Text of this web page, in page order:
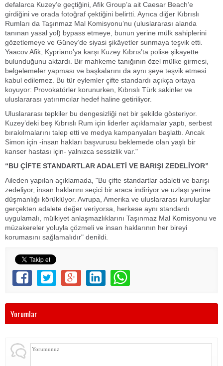
defalarca Kuzey’e geçtiğini, Afik Group’a ait Caesar Beach’e
girdiğini ve orada fotoğraf çektiğini belirtti. Ayrıca diğer Kıbrıslı
Rumları da Taşınmaz Mal Komisyonu’nu (uluslararası alanda
tanınan yasal yol) bypass etmeye, bunun yerine mülk sahiplerini
gözetlemeye ve Güney’de siyasi şikâyetler sunmaya teşvik etti.
Yaacov Afik, Kypriano’ya karşı Kuzey Kıbrıs’ta polise şikayette
bulunduğunu aktardı. Bir mahkeme tanığının özel mülke girmesi,
belgelemeler yapması ve başkalarını da aynı şeye teşvik etmesi
kabul edilemez. Bu tür eylemler çifte standardı açıkça ortaya
koyuyor: Provokatörler korunurken, Kıbrıslı Türk sakinler ve
uluslararası yatırımcılar hedef haline getiriliyor.
Uluslararası tepkiler bu dengesizliği net bir şekilde gösteriyor.
Kuzey’deki beş Kıbrıslı Rum için liderler açıklamalar yaptı, serbest
bırakılmalarını talep etti ve medya kampanyaları başlattı. Ancak
Simon için -insan hakları başvurusu beklemede olan yaşlı bir
kanser hastası için- yalnızca sessizlik var."
“BU ÇİFTE STANDARTLAR ADALETİ VE BARIŞI ZEDELİYOR”
Aileden yapılan açıklamada, "Bu çifte standartlar adaleti ve barışı
zedeliyor, insan haklarını seçici bir araca indiriyor ve uzlaşı yerine
düşmanlığı körüklüyor. Avrupa, Amerika ve uluslararası kuruluşlar
gerçekten adalete değer veriyorsa, herkese aynı standardı
uygulamalı, mülkiyet anlaşmazlıklarını Taşınmaz Mal Komisyonu ve
müzakereler yoluyla çözmeli ve insan haklarının her bireyi
korumasını sağlamalıdır" denildi.
Yorumlar